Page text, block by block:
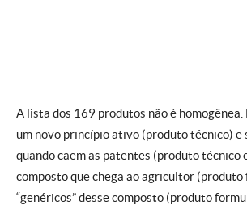
A lista dos 169 produtos não é homogênea.
um novo princípio ativo (produto técnico) e
quando caem as patentes (produto técnico
composto que chega ao agricultor (produto
“genéricos” desse composto (produto